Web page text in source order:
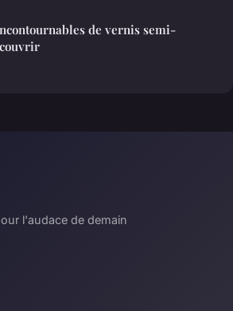
de vernis semi-
l'audace de demain